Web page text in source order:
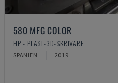
580 MFG COLOR
HP - PLAST-3D-SKRIVARE
SPANIEN 2019